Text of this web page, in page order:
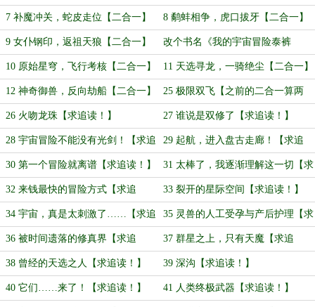
7 补魔冲关，蛇皮走位【二合一】 8 鹬蚌相争，虎口拔牙【二合一】
9 女仆钢印，返祖天狼【二合一】 改个书名《我的宇宙冒险泰裤
辣！》
10 原始星穹，飞行考核【二合一】 11 天选寻龙，一骑绝尘【二合一】
12 神奇御兽，反向劫船【二合一】 25 极限双飞【之前的二合一算两
章，章序跃迁！】
26 火吻龙珠【求追读！】 27 谁说是双修了【求追读！】
28 宇宙冒险不能没有光剑！【求追
读！】
29 起航，进入盘古走廊！【求追
读！】
30 第一个冒险就离谱【求追读！】 31 太棒了，我逐渐理解这一切【求
追读！】
32 来钱最快的冒险方式【求追
读！】
33 裂开的星际空间【求追读！】
34 宇宙，真是太刺激了……【求追
读！】
35 灵兽的人工受孕与产后护理【求
追读！】
36 被时间遗落的修真界【求追
读！】
37 群星之上，只有天魔【求追
读！】
38 曾经的天选之人【求追读！】 39 深沟【求追读！】
40 它们……来了！【求追读！】 41 人类终极武器【求追读！】